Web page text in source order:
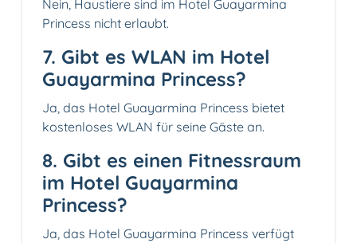
Nein, Haustiere sind im Hotel Guayarmina
Princess nicht erlaubt.
7. Gibt es WLAN im Hotel
Guayarmina Princess?
Ja, das Hotel Guayarmina Princess bietet
kostenloses WLAN für seine Gäste an.
8. Gibt es einen Fitnessraum
im Hotel Guayarmina
Princess?
Ja, das Hotel Guayarmina Princess verfügt